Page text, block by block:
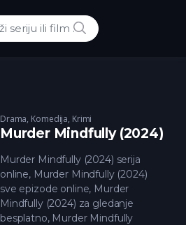
POTRAZI
Drama, Komedija, Krimi
Murder Mindfully (2024)
Murder Mindfully (2024) serija
online, Murder Mindfully (2024)
sve epizode online, Murder
Mindfully (2024) za gledanje
besplatno, Murder Mindfully